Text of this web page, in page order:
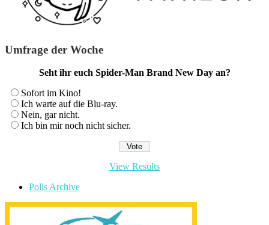
Umfrage der Woche
Seht ihr euch Spider-Man Brand New Day an?
Sofort im Kino!
Ich warte auf die Blu-ray.
Nein, gar nicht.
Ich bin mir noch nicht sicher.
View Results
Polls Archive